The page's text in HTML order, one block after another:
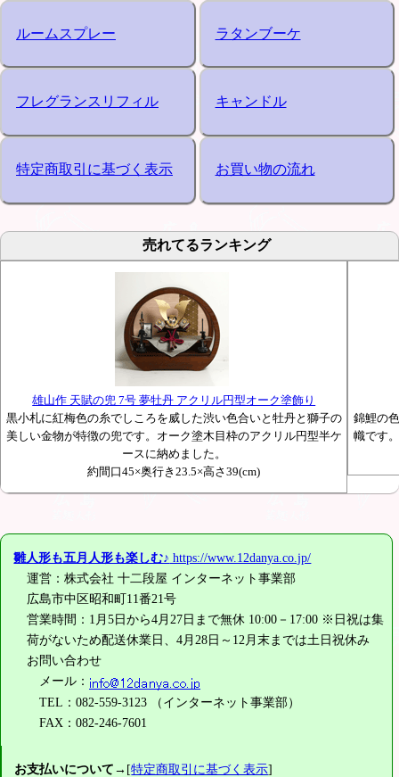
ルームスプレー ラタンブーケ
フレグランスリフィル キャンドル
特定商取引に基づく表示 お買い物の流れ
売れてるランキング
雄山作 天賦の兜 7号 夢牡丹 アクリル円型オーク塗飾り
黒小札に紅梅色の糸でしころを威した渋い色合いと牡丹と獅子の
美しい金物が特徴の兜です。オーク塗木目枠のアクリル円型半ケ
ースに納めました。
約間口45×奥行き23.5×高さ39(cm)
錦鯉の
幟です
雛人形も五月人形も楽しむ♪ https://www.12danya.co.jp/
運営：株式会社 十二段屋 インターネット事業部
広島市中区昭和町11番21号
営業時間：1月5日から4月27日まで無休 10:00－17:00 ※日祝は集
荷がないため配送休業日、4月28日～12月末までは土日祝休み
お問い合わせ
メール：
TEL：082-559-3123 （インターネット事業部）
FAX：082-246-7601
お支払いについて→[特定商取引に基づく表示]